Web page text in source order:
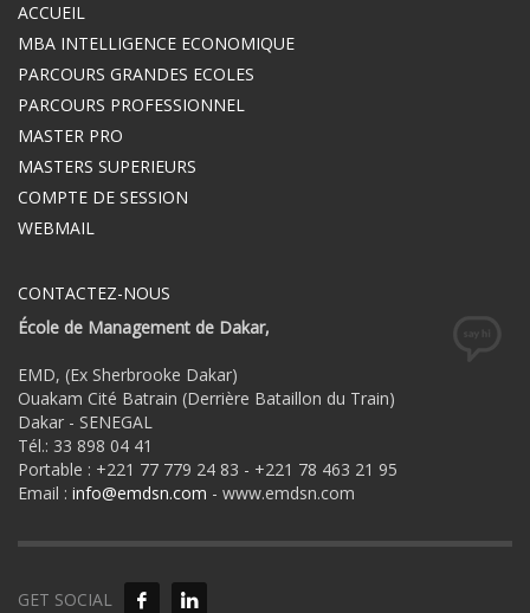
ACCUEIL
MBA INTELLIGENCE ECONOMIQUE
PARCOURS GRANDES ECOLES
PARCOURS PROFESSIONNEL
MASTER PRO
MASTERS SUPERIEURS
COMPTE DE SESSION
WEBMAIL
CONTACTEZ-NOUS
École de Management de Dakar,
EMD, (Ex Sherbrooke Dakar)
Ouakam Cité Batrain (Derrière Bataillon du Train)
Dakar - SENEGAL
Tél.: 33 898 04 41
Portable : +221 77 779 24 83 - +221 78 463 21 95
Email : info@emdsn.com - www.emdsn.com
GET SOCIAL